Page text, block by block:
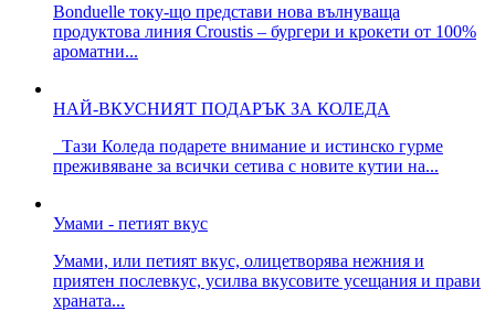
Bonduelle току-що представи нова вълнуваща
продуктова линия Croustis – бургери и крокети от 100%
ароматни...
НАЙ-ВКУСНИЯТ ПОДАРЪК ЗА КОЛЕДА
Тази Коледа подарете внимание и истинско гурме
преживяване за всички сетива с новите кутии на...
Умами - петият вкус
Умами, или петият вкус, олицетворява нежния и
приятен послевкус, усилва вкусовите усещания и прави
храната...